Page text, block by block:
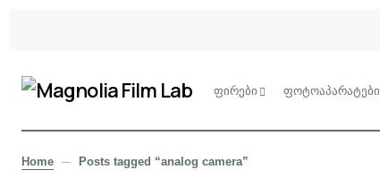
ფირები ფოტოაპარატები
Home Posts tagged “analog camera”